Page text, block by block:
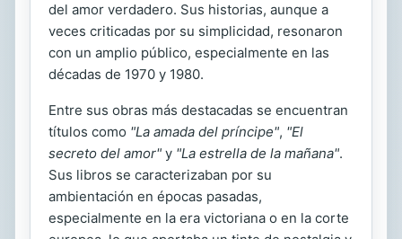
del amor verdadero. Sus historias, aunque a
veces criticadas por su simplicidad, resonaron
con un amplio público, especialmente en las
décadas de 1970 y 1980.
Entre sus obras más destacadas se encuentran
títulos como "La amada del príncipe", "El
secreto del amor" y "La estrella de la mañana".
Sus libros se caracterizaban por su
ambientación en épocas pasadas,
especialmente en la era victoriana o en la corte